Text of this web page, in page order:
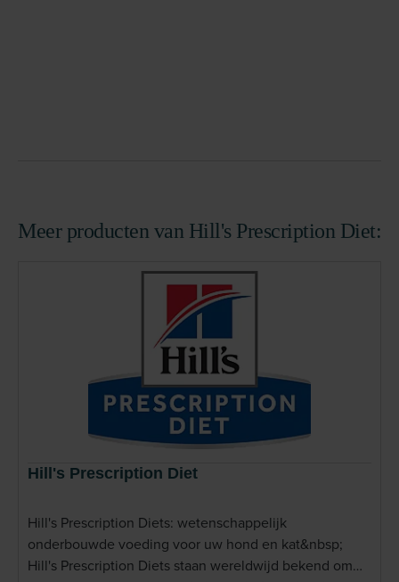
Meer producten van Hill's Prescription Diet:
Hill's Prescription Diet
Hill's Prescription Diets: wetenschappelijk
onderbouwde voeding voor uw hond en kat&nbsp;
Hill's Prescription Diets staan wereldwijd bekend om